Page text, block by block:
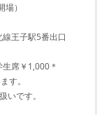
）
線王子駅5番出口
席￥1,000＊
す。
いです。